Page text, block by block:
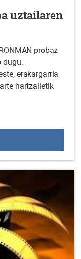
uztailaren
probaz
dugu.
erakargarria
hartzailetik